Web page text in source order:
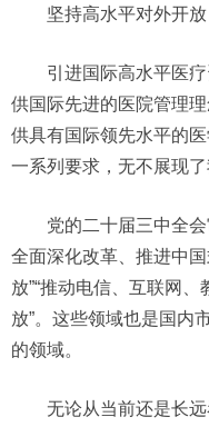
坚持高水平对外开放
引进国际高水平医
供国际先进的医院管理
供具有国际领先水平的
一系列要求，无不展现
党的二十届三中全
全面深化改革、推进中
放”“推动电信、互联网
放”。这些领域也是国内
的领域。
无论从当前还是长